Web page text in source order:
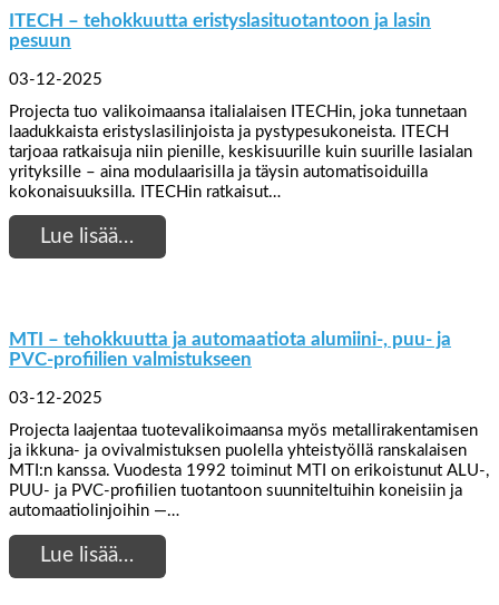
ITECH – tehokkuutta eristyslasituotantoon ja lasin
pesuun
03-12-2025
Projecta tuo valikoimaansa italialaisen ITECHin, joka tunnetaan
laadukkaista eristyslasilinjoista ja pystypesukoneista. ITECH
tarjoaa ratkaisuja niin pienille, keskisuurille kuin suurille lasialan
yrityksille – aina modulaarisilla ja täysin automatisoiduilla
kokonaisuuksilla. ITECHin ratkaisut…
Lue lisää…
MTI – tehokkuutta ja automaatiota alumiini-, puu- ja
PVC-profiilien valmistukseen
03-12-2025
Projecta laajentaa tuotevalikoimaansa myös metallirakentamisen
ja ikkuna- ja ovivalmistuksen puolella yhteistyöllä ranskalaisen
MTI:n kanssa. Vuodesta 1992 toiminut MTI on erikoistunut ALU-,
PUU- ja PVC-profiilien tuotantoon suunniteltuihin koneisiin ja
automaatiolinjoihin —…
Lue lisää…